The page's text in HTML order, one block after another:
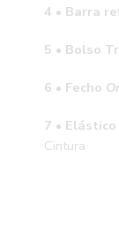
4 • Barra
5 • Bolso
6 • Fecho
7 •
Cintura